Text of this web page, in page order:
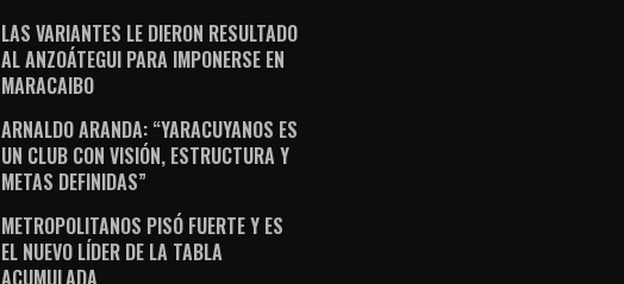
LAS VARIANTES LE DIERON RESULTADO
AL ANZOÁTEGUI PARA IMPONERSE EN
MARACAIBO
ARNALDO ARANDA: “YARACUYANOS ES
UN CLUB CON VISIÓN, ESTRUCTURA Y
METAS DEFINIDAS”
METROPOLITANOS PISÓ FUERTE Y ES
EL NUEVO LÍDER DE LA TABLA
ACUMULADA